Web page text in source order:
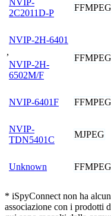
NVIP-
2C2011D-P
FFMPEG
NVIP-2H-6401
,
NVIP-2H-
6502M/F
FFMPEG
NVIP-6401F FFMPEG
NVIP-
TDN5401C
MJPEG
Unknown FFMPEG
* iSpyConnect non ha
associazione con i prodotti